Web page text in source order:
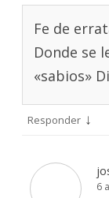
Fe de
Donde se
«sabios»
Responder ↓
6